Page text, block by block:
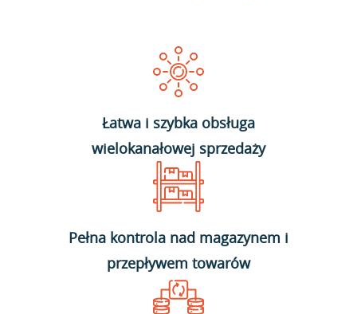
Łatwa i szybka obsługa
wielokanałowej sprzedaży
Pełna kontrola nad magazynem i
przepływem towarów